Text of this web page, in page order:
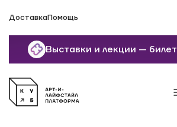
ДоставкаПомощь
Выставки и лекции —